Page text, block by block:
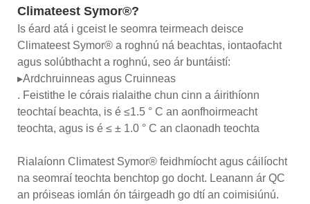
Climateest Symor®?
Is éard atá i gceist le seomra teirmeach deisce
Climateest Symor® a roghnú ná beachtas, iontaofacht
agus solúbthacht a roghnú, seo ár buntáistí:
▸Ardchruinneas agus Cruinneas
. Feistithe le córais rialaithe chun cinn a áirithíonn
teochtaí beachta, is é ≤1.5 ° C an aonfhoirmeacht
teochta, agus is é ≤ ± 1.0 ° C an claonadh teochta
Rialaíonn Climatest Symor® feidhmíocht agus cáilíocht
na seomraí teochta benchtop go docht. Leanann ár QC
an próiseas iomlán ón táirgeadh go dtí an coimisiúnú.